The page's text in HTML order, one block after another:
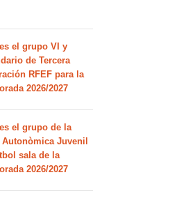
el grupo VI y
de Tercera
RFEF para la
2026/2027
el grupo de la
Autonòmica Juvenil
sala de la
2026/2027